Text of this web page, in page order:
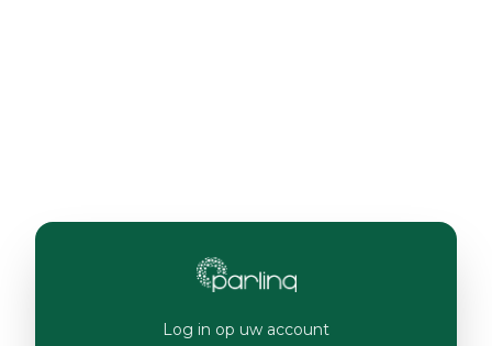
Log in op uw account